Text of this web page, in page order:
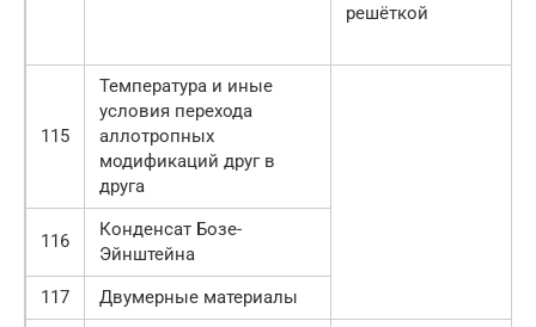
решёткой
115
Температура и иные
условия перехода
аллотропных
модификаций друг в
друга
116
Конденсат Бозе-
Эйнштейна
117
Двумерные материалы